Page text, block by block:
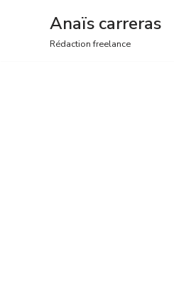
Anaïs carreras
Rédaction freelance